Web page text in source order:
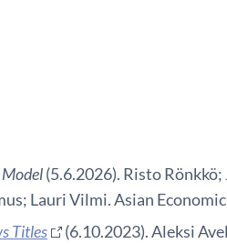
(5.6.2026). Risto
Lauri Vilmi. Asian Economic
Titles
(6.10.2023). Aleksi